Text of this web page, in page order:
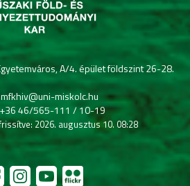
A/4. épület földszint 26-28.
miskolc.hu
46/565-111 / 10-19
2026. augusztus 10. 08:28